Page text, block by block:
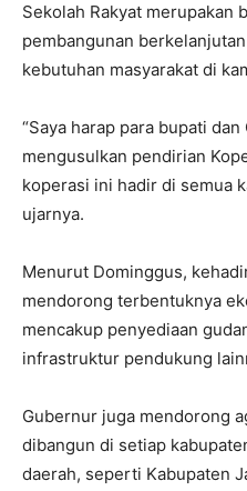
Sekolah Rakyat merupakan
pembangunan
kebutuhan masyarakat di
“Saya harap para bupati
mengusulkan pendirian
koperasi ini hadir di semua
ujarnya.
Menurut Dominggus,
mendorong terbentuknya
mencakup penyediaan
infrastruktur pendukung
Gubernur juga mendorong
dibangun di setiap
daerah, seperti Kabupaten